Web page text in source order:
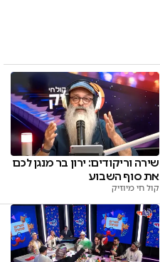
שירה וריקודים: ירון בר מנגן לכם
את סוף השבוע
קול חי מיוזיק